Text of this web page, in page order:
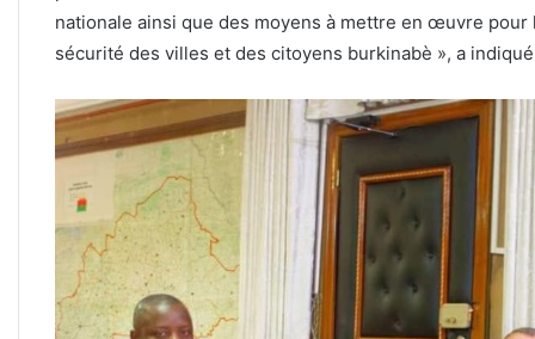
nationale ainsi que des moyens à mettre en œuvre
sécurité des villes et des citoyens burkinabè », a indiqué